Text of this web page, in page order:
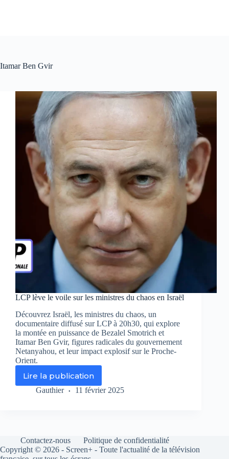
Itamar Ben Gvir
LCP lève le voile sur les ministres du chaos en Israël
Découvrez Israël, les ministres du chaos, un
documentaire diffusé sur LCP à 20h30, qui explore
la montée en puissance de Bezalel Smotrich et
Itamar Ben Gvir, figures radicales du gouvernement
Netanyahou, et leur impact explosif sur le Proche-
Orient.
Lire la publication
LCP
lève
ministres
du
Gauthier 11 février 2025
Contactez-nous
Politique de confidentialité
Copyright © 2026 - Screen+ - Toute l'actualité de la télévision